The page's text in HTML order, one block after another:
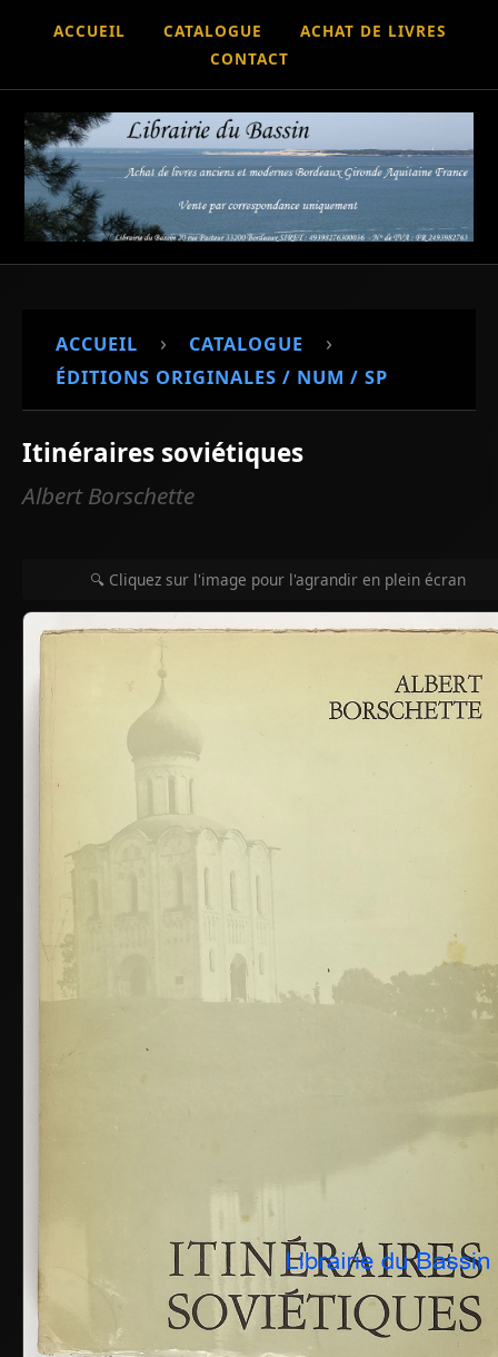
ACCUEIL CATALOGUE
ACHAT DE LIVRES
CONTACT
ACCUEIL › CATALOGUE ›
ÉDITIONS ORIGINALES / NUM / SP
Itinéraires soviétiques
Albert Borschette
🔍 Cliquez sur l'image pour l'agrandir en plein écran